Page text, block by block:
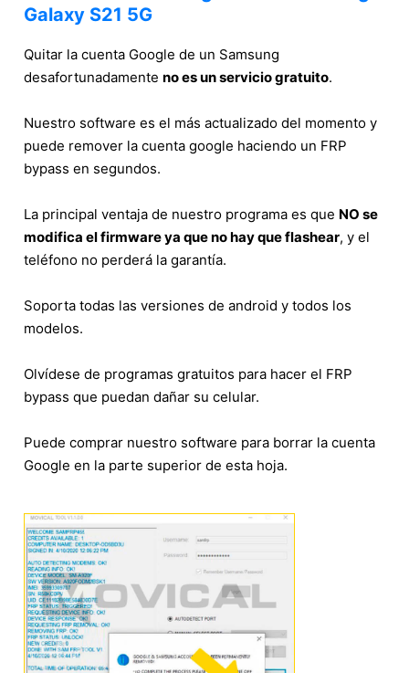
Galaxy S21 5G
Quitar la cuenta Google de un Samsung
desafortunadamente no es un servicio gratuito.
Nuestro software es el más actualizado del momento y
puede remover la cuenta google haciendo un FRP
bypass en segundos.
La principal ventaja de nuestro programa es que NO se
modifica el firmware ya que no hay que flashear, y el
teléfono no perderá la garantía.
Soporta todas las versiones de android y todos los
modelos.
Olvídese de programas gratuitos para hacer el FRP
bypass que puedan dañar su celular.
Puede comprar nuestro software para borrar la cuenta
Google en la parte superior de esta hoja.